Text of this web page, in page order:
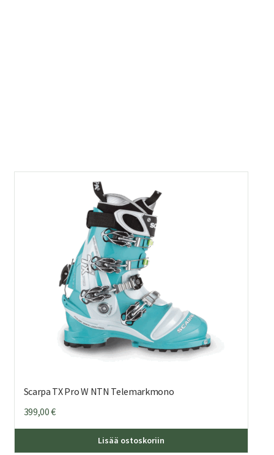
Scarpa TX Pro W NTN Telemarkmono
399,00€
Lisää ostoskoriin